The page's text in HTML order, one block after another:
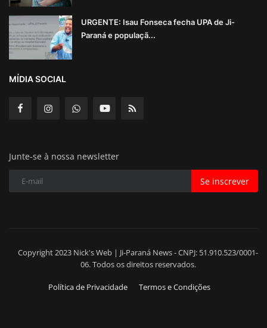
URGENTE: Isau Fonseca fecha UPA de Ji-
Paraná e populaçã...
MÍDIA SOCIAL
Junte-se à nossa newsletter
Se inscrever
Copyright 2023 Nick's Web | Ji-Paraná News - CNPJ: 51.910.523/0001-
06. Todos os direitos reservados.
Política de Privacidade Termos e Condições